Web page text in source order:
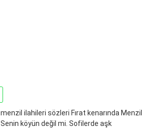
menzil ilahileri sözleri Fırat kenarında Menzil
Senin köyün değil mi. Sofilerde aşk